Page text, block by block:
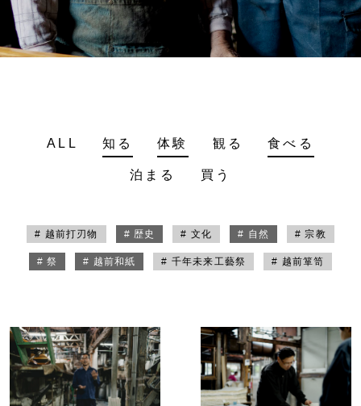
ALL 知る 体験 観る 食べる
泊まる 買う
# 越前打刃物 # 歴史 # 文化 # 自然 # 宗教
# 祭 # 越前和紙 # 千年未来工藝祭 # 越前箪笥